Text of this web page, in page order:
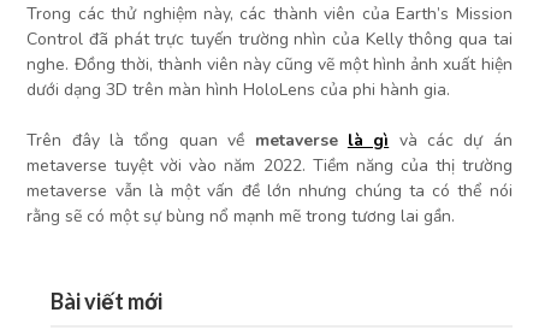
Trong các thử nghiệm này, các thành viên của Earth’s Mission
Control đã phát trực tuyến trường nhìn của Kelly thông qua tai
nghe. Đồng thời, thành viên này cũng vẽ một hình ảnh xuất hiện
dưới dạng 3D trên màn hình HoloLens của phi hành gia.
Trên đây là tổng quan về metaverse là gì và các dự án
metaverse tuyệt vời vào năm 2022. Tiềm năng của thị trường
metaverse vẫn là một vấn đề lớn nhưng chúng ta có thể nói
rằng sẽ có một sự bùng nổ mạnh mẽ trong tương lai gần.
Bài viết mới